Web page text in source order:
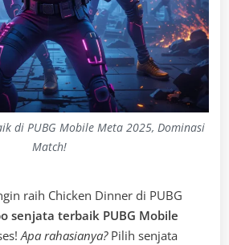
di PUBG Mobile Meta 2025, Dominasi
Match!
raih Chicken Dinner di PUBG
senjata terbaik PUBG Mobile
Apa rahasianya?Pilih senjata